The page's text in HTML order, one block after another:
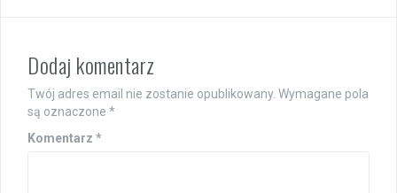
Dodaj komentarz
Twój adres email nie zostanie opublikowany. Wymagane pola
są oznaczone *
Komentarz *